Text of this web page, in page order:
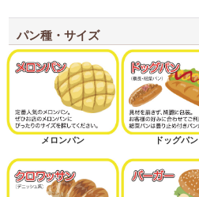
パン種・サイズ
メロンパン ドッグパン